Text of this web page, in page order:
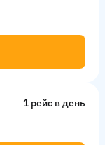
1 рейс в день